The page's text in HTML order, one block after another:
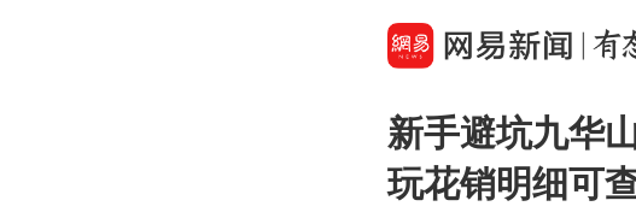
新手避坑九华
玩花销明细可